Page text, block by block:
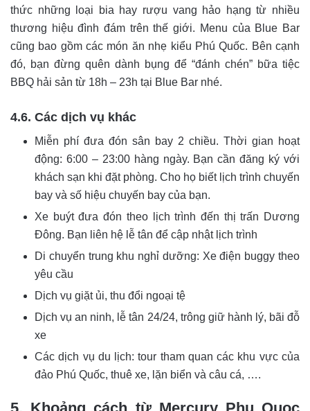
thức những loại bia hay rượu vang hảo hạng từ nhiều
thương hiệu đình đám trên thế giới. Menu của Blue Bar
cũng bao gồm các món ăn nhẹ kiểu Phú Quốc. Bên cạnh
đó, bạn đừng quên dành bụng để “đánh chén” bữa tiệc
BBQ hải sản từ 18h – 23h tại Blue Bar nhé.
4.6. Các dịch vụ khác
Miễn phí đưa đón sân bay 2 chiều. Thời gian hoạt
động: 6:00 – 23:00 hàng ngày. Bạn cần đăng ký với
khách sạn khi đặt phòng. Cho họ biết lịch trình chuyến
bay và số hiệu chuyến bay của bạn.
Xe buýt đưa đón theo lịch trình đến thị trấn Dương
Đông. Bạn liên hệ lễ tân để cập nhật lịch trình
Di chuyển trung khu nghỉ dưỡng: Xe điện buggy theo
yêu cầu
Dịch vụ giặt ủi, thu đổi ngoại tệ
Dịch vụ an ninh, lễ tân 24/24, trông giữ hành lý, bãi đỗ
xe
Các dịch vụ du lịch: tour tham quan các khu vực của
đảo Phú Quốc, thuê xe, lặn biển và câu cá, ….